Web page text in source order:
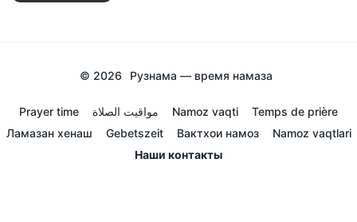
© 2026 Рузнама — время намаза
Prayer time مواقيت الصلاة Namoz vaqti
Temps de prière
Ламазан хенаш
Gebetszeit Вактхои намоз
Namoz vaqtlari
Наши контакты